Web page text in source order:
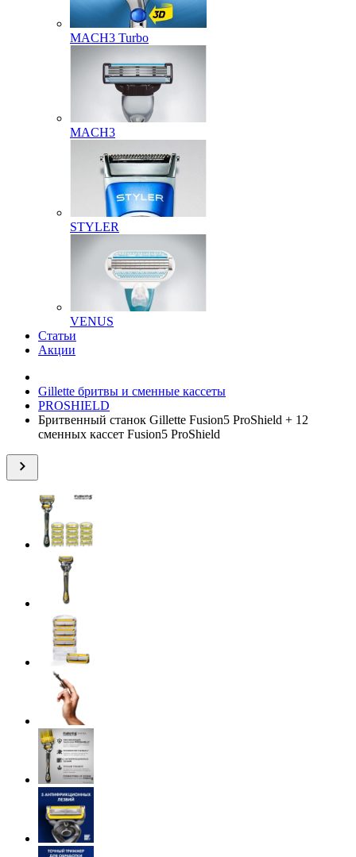
MACH3 Turbo
MACH3
STYLER
VENUS
Статьи
Акции
Gillette бритвы и сменные кассеты
PROSHIELD
Бритвенный станок Gillette Fusion5 ProShield + 12
сменныx кассет Fusion5 ProShield